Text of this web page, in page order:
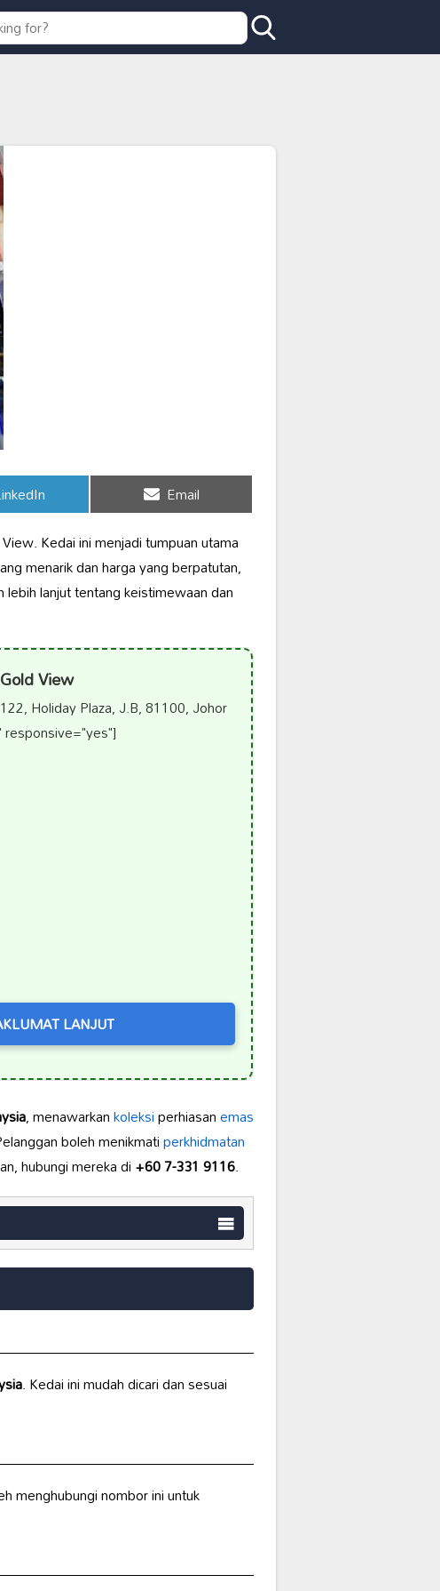
Share
on
Email
Kedai ini menjadi tumpuan utama
menarik dan harga yang berpatutan,
lanjut tentang keistimewaan dan
View
Holiday Plaza, J.B, 81100, Johor
responsive="yes"]
LANJUT
, menawarkankoleksiperhiasanemas
boleh menikmatiperkhidmatan
hubungi mereka di+60 7-331 9116.
. Kedai ini mudah dicari dan sesuai
menghubungi nombor ini untuk